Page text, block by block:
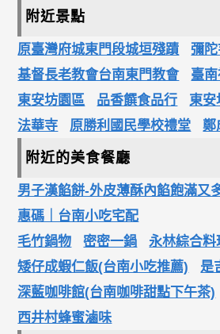
附近景點
原臺灣府城東門段城垣殘蹟
彌
基督長老教會台南東門教會
臺
東安坊園區
品香饌食品行
東安
法華寺
原勝利國民學校禮堂 鄭
附近的美食餐廳
男子漢餡餅-外皮薄酥內餡飽滿又
惠碼｜台南小吃宅配
毛竹鍋物
密密一鍋
永林綜合
矮仔成蝦仁飯(台南小吃推薦)
是
深藍咖啡館(台南咖啡甜點下午茶)
西井村蜂蜜滷味